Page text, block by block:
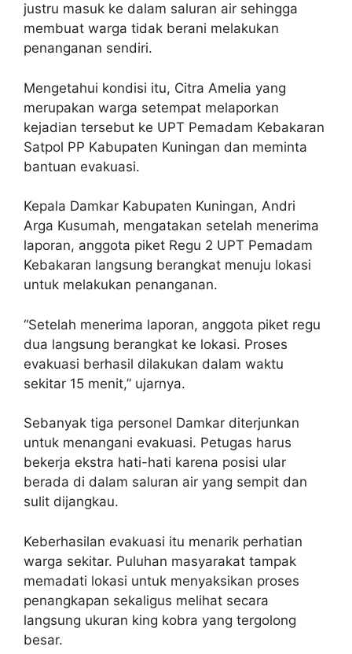
justru masuk ke dalam saluran air sehingga
membuat warga tidak berani melakukan
penanganan sendiri.
Mengetahui kondisi itu, Citra Amelia yang
merupakan warga setempat melaporkan
kejadian tersebut ke UPT Pemadam Kebakaran
Satpol PP Kabupaten Kuningan dan meminta
bantuan evakuasi.
Kepala Damkar Kabupaten Kuningan, Andri
Arga Kusumah, mengatakan setelah menerima
laporan, anggota piket Regu 2 UPT Pemadam
Kebakaran langsung berangkat menuju lokasi
untuk melakukan penanganan.
“Setelah menerima laporan, anggota piket regu
dua langsung berangkat ke lokasi. Proses
evakuasi berhasil dilakukan dalam waktu
sekitar 15 menit,” ujarnya.
Sebanyak tiga personel Damkar diterjunkan
untuk menangani evakuasi. Petugas harus
bekerja ekstra hati-hati karena posisi ular
berada di dalam saluran air yang sempit dan
sulit dijangkau.
Keberhasilan evakuasi itu menarik perhatian
warga sekitar. Puluhan masyarakat tampak
memadati lokasi untuk menyaksikan proses
penangkapan sekaligus melihat secara
langsung ukuran king kobra yang tergolong
besar.